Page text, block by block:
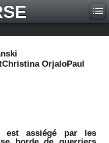
OrjaloPaul
est assiégé par les